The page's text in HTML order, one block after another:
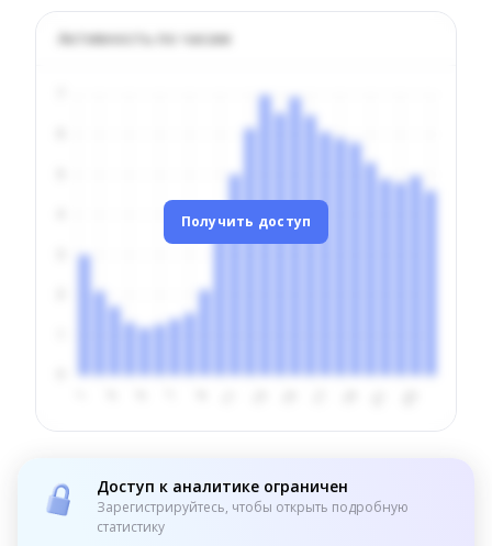
Активность по часам
Получить доступ
Доступ к аналитике ограничен
Зарегистрируйтесь, чтобы открыть подробную
статистику